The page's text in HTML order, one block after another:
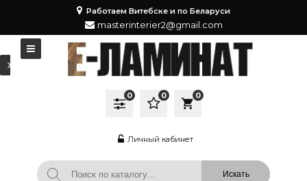
Работаем Витебске и по Беларуси
masterinterier2@gmail.com
local_grocery_store
0
0
0
Личный кабинет